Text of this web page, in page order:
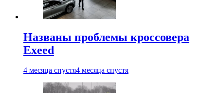
Названы проблемы кроссовера
Exeed
4 месяца спустя4 месяца спустя